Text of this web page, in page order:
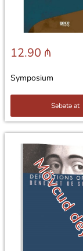
12.90 ₼
Symposium
Səbətə at